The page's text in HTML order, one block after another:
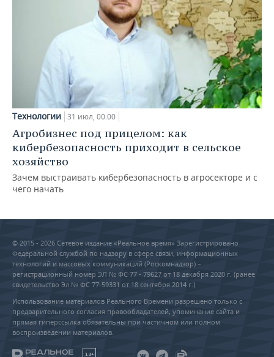
Технологии 31 июл, 00:00
Агробизнес под прицелом: как
кибербезопасность приходит в сельское
хозяйство
Зачем выстраивать кибербезопасность в агросекторе и с
чего начать
© 2015 - 2026 Сетевое издание «Реальное время» Зарегистрировано
Федеральной службой по надзору в сфере связи, информационных
технологий и массовых коммуникаций (Роскомнадзор) –
регистрационный номер ЭЛ № ФС 77 - 79627 от 18 декабря 2020 г. (ранее
свидетельство Эл № ФС 77-59331 от 18 сентября 2014 г.)
Использование материалов Реального Времени разрешено только с
предварительного согласия правообладателей, упоминание сайта и
прямая гиперссылка обязательны при частичном или полном
воспроизведении материалов.
18+